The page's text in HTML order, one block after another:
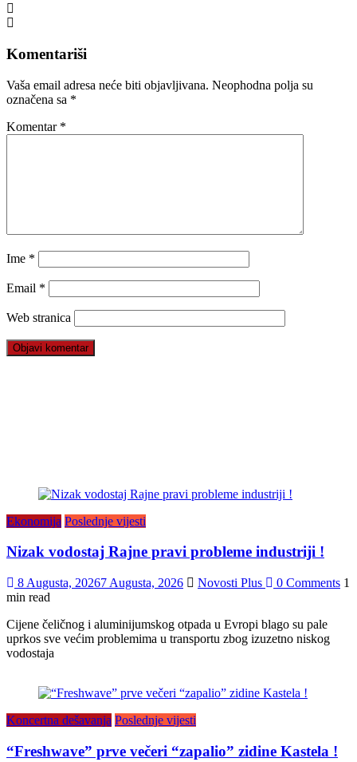
Komentariši
Vaša email adresa neće biti objavljivana. Neophodna polja su
označena sa *
Komentar *
Ime *
Email *
Web stranica
Ekonomija Poslednje vijesti
Nizak vodostaj Rajne pravi probleme industriji !
8 Augusta, 20267 Augusta, 2026 Novosti Plus 0 Comments 1
min read
Cijene čeličnog i aluminijumskog otpada u Evropi blago su pale
uprkos sve većim problemima u transportu zbog izuzetno niskog
vodostaja
Koncertna dešavanja Poslednje vijesti
“Freshwave” prve večeri “zapalio” zidine Kastela !